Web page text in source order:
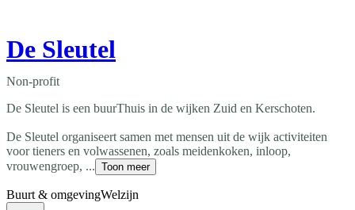
De Sleutel
Non-profit
De Sleutel is een buurThuis in de wijken Zuid en Kerschoten.
De Sleutel organiseert samen met mensen uit de wijk activiteiten
voor tieners en volwassenen, zoals meidenkoken, inloop,
vrouwengroep, ... Toon meer
Buurt & omgevingWelzijn